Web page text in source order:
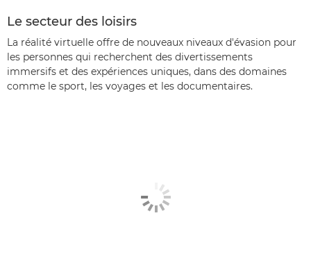
Le secteur des loisirs
La réalité virtuelle offre de nouveaux niveaux d'évasion pour
les personnes qui recherchent des divertissements
immersifs et des expériences uniques, dans des domaines
comme le sport, les voyages et les documentaires.